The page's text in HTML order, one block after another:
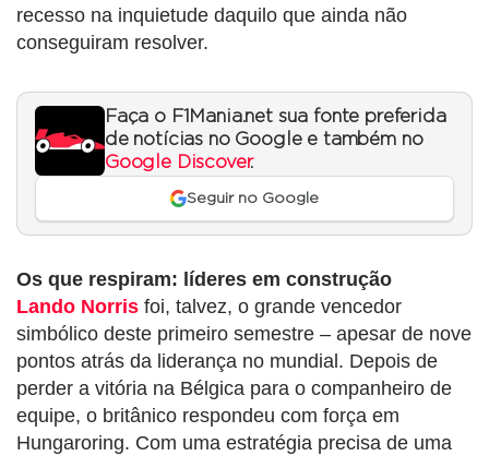
recesso na inquietude daquilo que ainda não
conseguiram resolver.
Faça o F1Mania.net sua fonte preferida
de notícias no Google e também no
Google Discover.
Seguir no Google
Os que respiram: líderes em construção
Lando Norris foi, talvez, o grande vencedor
simbólico deste primeiro semestre – apesar de nove
pontos atrás da liderança no mundial. Depois de
perder a vitória na Bélgica para o companheiro de
equipe, o britânico respondeu com força em
Hungaroring. Com uma estratégia precisa de uma